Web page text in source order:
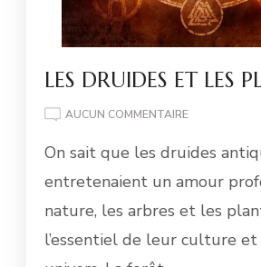
LES DRUIDES ET LES
AUCUN COMMENTAIRELES
ET
PLANTES
On sait que les druides
entretenaient un amour
nature, les arbres et les
l’essentiel de leur culture